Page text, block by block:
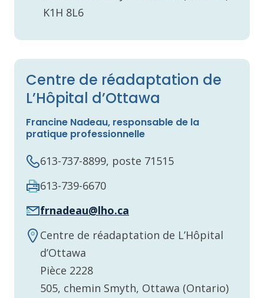
K1H 8L6
Centre de réadaptation de
L’Hôpital d’Ottawa
Francine Nadeau, responsable de la
pratique professionnelle
613-737-8899, poste 71515
613-739-6670
frnadeau@lho.ca
Centre de réadaptation de L’Hôpital
d’Ottawa
Pièce 2228
505, chemin Smyth, Ottawa (Ontario)